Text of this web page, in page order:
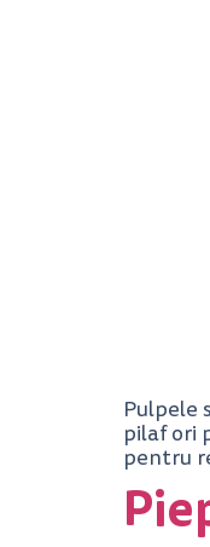
Pulpele
pilaf ori
pentru